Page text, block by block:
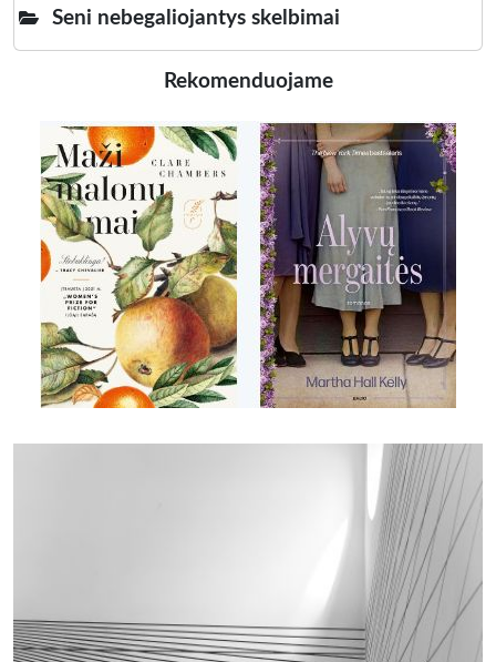
Seni nebegaliojantys skelbimai
Rekomenduojame